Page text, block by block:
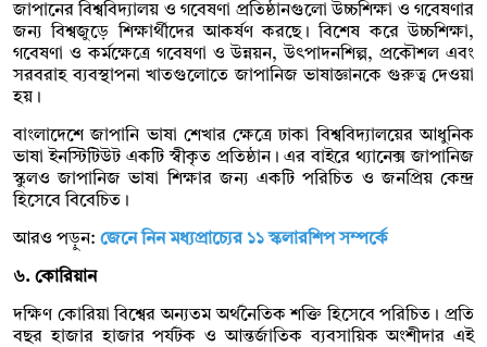
জাপানের বিশ্ববিদ্যালয় ও গবেষণা প্রতিষ্ঠানগুলো উচ্চশিক্ষা ও গবেষণার
জন্য বিশ্বজুড়ে শিক্ষার্থীদের আকর্ষণ করছে। বিশেষ করে উচ্চশিক্ষা,
গবেষণা ও কর্মক্ষেত্রে গবেষণা ও উন্নয়ন, উৎপাদনশিল্প, প্রকৌশল এবং
সরবরাহ ব্যবস্থাপনা খাতগুলোতে জাপানিজ ভাষাজ্ঞানকে গুরুত্ব দেওয়া
হয়।
বাংলাদেশে জাপানি ভাষা শেখার ক্ষেত্রে ঢাকা বিশ্ববিদ্যালয়ের আধুনিক
ভাষা ইনস্টিটিউট একটি স্বীকৃত প্রতিষ্ঠান। এর বাইরে থ্যানেক্স জাপানিজ
স্কুলও জাপানিজ ভাষা শিক্ষার জন্য একটি পরিচিত ও জনপ্রিয় কেন্দ্র
হিসেবে বিবেচিত।
আরও পড়ুন: জেনে নিন মধ্যপ্রাচ্যের ১১ স্কলারশিপ সম্পর্কে
৬. কোরিয়ান
দক্ষিণ কোরিয়া বিশ্বের অন্যতম অর্থনৈতিক শক্তি হিসেবে পরিচিত। প্রতি
বছর হাজার হাজার পর্যটক ও আন্তর্জাতিক ব্যবসায়িক অংশীদার এই